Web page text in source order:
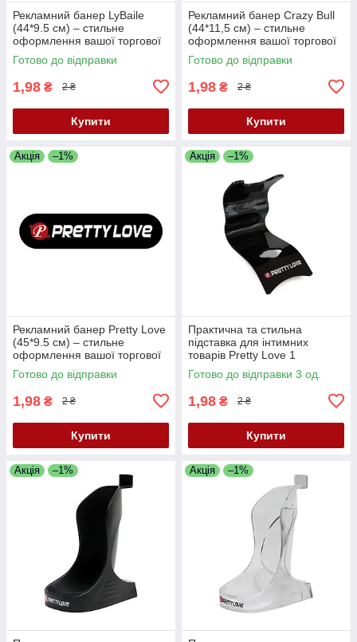
Рекламний банер LyBaile
(44*9.5 см) – стильне
оформлення вашої торгової
зони
Готово до відправки
1,98 ₴ 2 ₴
Купити
Рекламний банер Crazy Bull
(44*11,5 см) – стильне
оформлення вашої торгової
зони
Готово до відправки
1,98 ₴ 2 ₴
Купити
Акція –1%
Рекламний банер Pretty Love
(45*9.5 см) – стильне
оформлення вашої торгової
зони
Готово до відправки
1,98 ₴ 2 ₴
Купити
Акція –1%
Практична та стильна
підставка для інтимних
товарів Pretty Love 1
Готово до відправки 3 од.
1,98 ₴ 2 ₴
Купити
Акція –1% Акція –1%